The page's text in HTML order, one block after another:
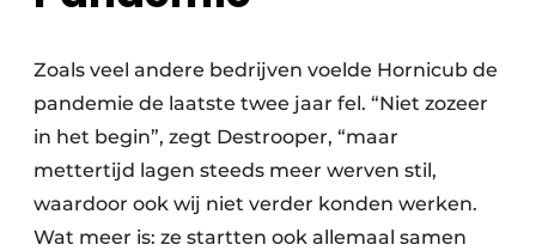
Zoals veel andere bedrijven voelde Hornicub de
pandemie de laatste twee jaar fel. “Niet zozeer
in het begin”, zegt Destrooper, “maar
mettertijd lagen steeds meer werven stil,
waardoor ook wij niet verder konden werken.
Wat meer is: ze startten ook allemaal samen